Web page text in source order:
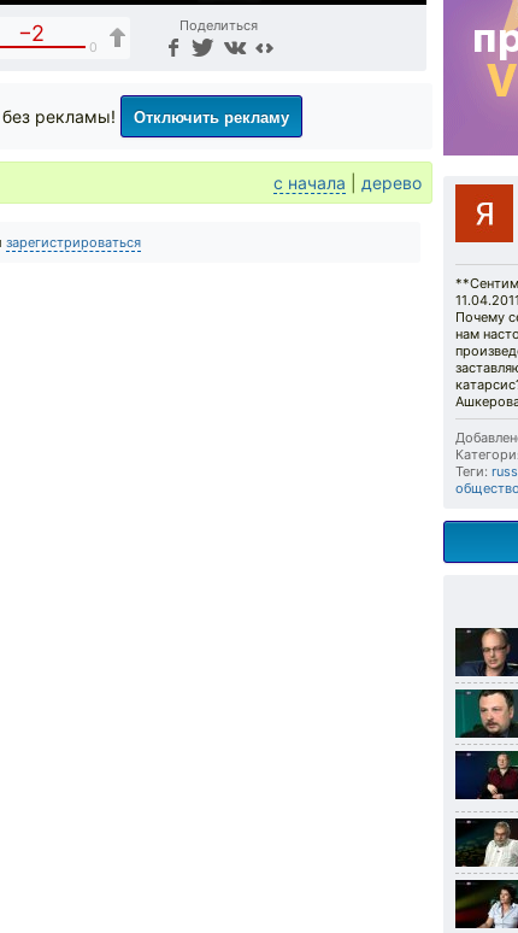
−2
0
Поделиться
Почему
нам
Теги:
общество
рекламы! Отключить рекламу
с начала дерево
зарегистрироваться